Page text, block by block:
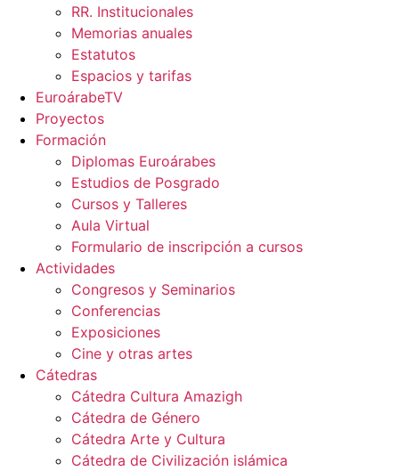
RR. Institucionales
Memorias anuales
Estatutos
Espacios y tarifas
EuroárabeTV
Proyectos
Formación
Diplomas Euroárabes
Estudios de Posgrado
Cursos y Talleres
Aula Virtual
Formulario de inscripción a cursos
Actividades
Congresos y Seminarios
Conferencias
Exposiciones
Cine y otras artes
Cátedras
Cátedra Cultura Amazigh
Cátedra de Género
Cátedra Arte y Cultura
Cátedra de Civilización islámica